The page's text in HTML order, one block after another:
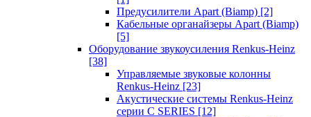
Предусилители Apart (Biamp) [2]
Кабельные органайзеры Apart (Biamp)
[5]
Оборудование звукоусиления Renkus-Heinz
[38]
Управляемые звуковые колонны
Renkus-Heinz [23]
Акустические системы Renkus-Heinz
серии C SERIES [12]